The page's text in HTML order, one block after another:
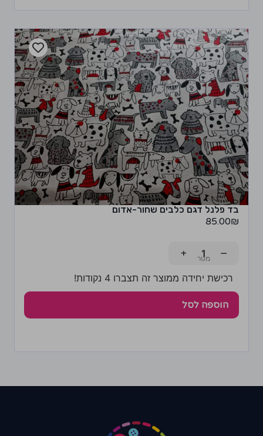
בד פלנל דגם כלבים שחור-אדום
85.00₪
−
+
רכישת יחידה ממוצר זה תצברו 4 נקודות!
הוספה לסל